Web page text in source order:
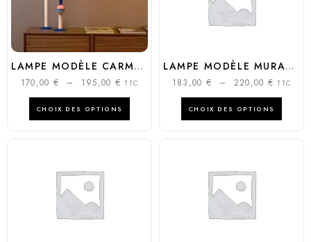
LAMPE MODÈLE CARMEN
170,00 € – 195,00 € TTC
CHOIX DES OPTIONS
LAMPE MODÈLE MURANO
183,00 € – 220,00 € TTC
CHOIX DES OPTIONS